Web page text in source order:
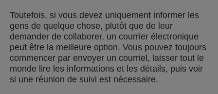
Toutefois, si vous devez uniquement informer les
gens de quelque chose, plutôt que de leur
demander de collaborer, un courrier électronique
peut être la meilleure option. Vous pouvez toujours
commencer par envoyer un courriel, laisser tout le
monde lire les informations et les détails, puis voir
si une réunion de suivi est nécessaire.